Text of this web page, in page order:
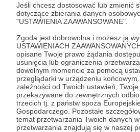
Jeśli chcesz dostosować lub zmienić
dotyczące zbierania danych
"USTAWIENIA ZAAWANSOWANE".
Zgoda jest dobrowolna i możesz ją
USTAWIENIACH
opisane Twoje prawo żądania
usunięcia lub ograniczenia
dowolnym momencie za pomocą
przeglądarki w urządzeniu
zależności od Twoich ustawień,
przekazywane do zewnętrznych
trzecich tj. z państw spoza
Gospodarczego. Pozostałe
temat przetwarzania Twoich danych
przetwarzania znajdują się w naszej
Udostępnij
Zobacz profil